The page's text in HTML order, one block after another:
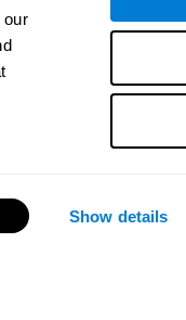
our
Show details